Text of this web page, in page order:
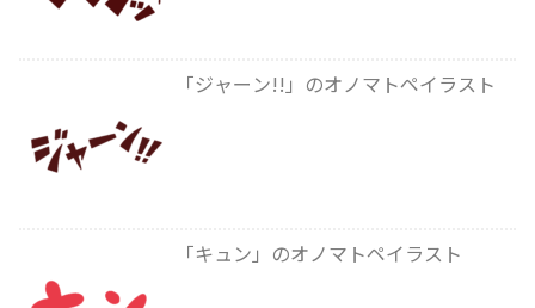
「ジャーン!!」のオノマトペイラスト
「キュン」のオノマトペイラスト